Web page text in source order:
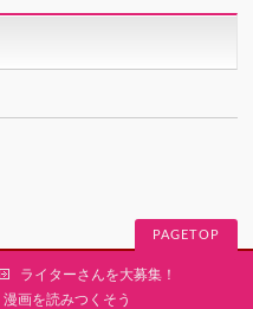
PAGETOP
ライターさんを大募集！
画を読みつくそう